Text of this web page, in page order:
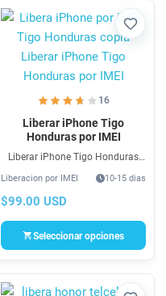
16
Liberar iPhone Tigo
Honduras por IMEI
Liberar iPhone Tigo Honduras
económico y bastante fácil que
le ayuda a Liberar iPhone Tigo
Liberacion por IMEI 10-15 dias
$99.00 USD
Seleccionar opciones